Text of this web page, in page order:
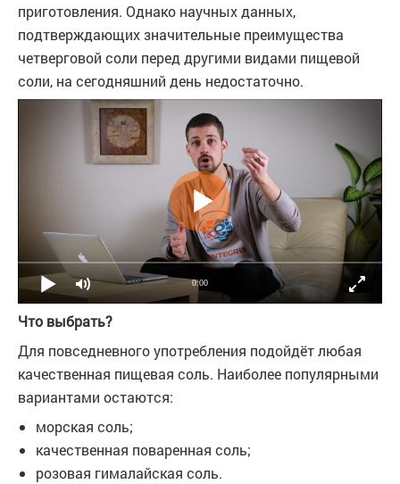
приготовления. Однако научных данных,
подтверждающих значительные преимущества
четверговой соли перед другими видами пищевой
соли, на сегодняшний день недостаточно.
0:00
Что выбрать?
Для повседневного употребления подойдёт любая
качественная пищевая соль. Наиболее популярными
вариантами остаются:
морская соль;
качественная поваренная соль;
розовая гималайская соль.